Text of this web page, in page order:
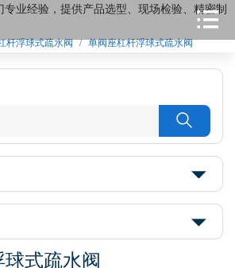
杆浮球式疏水阀 单阀座杠杆浮球式疏水阀

式疏水阀